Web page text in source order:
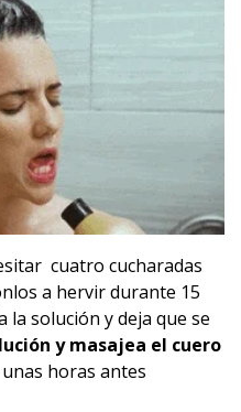
cuatro cucharadas
a hervir durante 15
la solución y deja que se
y masajea el cuero
horas antes